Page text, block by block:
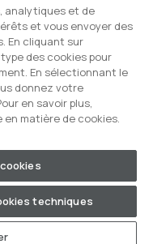
SIÈGE SOCIAL : Via Comolli,
: Via Privata
Via Trento n. 20/A-22 -
- Fax :
€ iv - Cod. Code fiscal et
de Milan-Monza-
00786860965 - Numéro
- Société soumise aux
S.p.A. - Boîte PEC :
analytiques et de
et vous envoyer des
En cliquant sur
des cookies pour
En sélectionnant le
donnez votre
en savoir plus,
matière de cookies.
techniques